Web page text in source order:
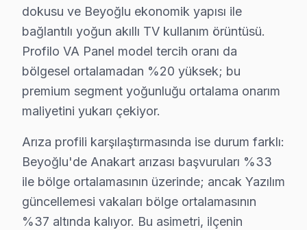
Camii Kebir'de Profilo TV Servisi
Camii Kebir Mahallesi, hem tarihi hem de modern
Cihangir'de Profilo TV Servisi
Cihangir Mahallesi, hareketli yaşam tarzıyla bilinirken,
Çatma Mescit Mahallesi, sakin bir yaşam sunarken,
Çukur'da Profilo TV Servisi
Çukur Mahallesi, eski ve yeni yapıların bir arada yer
dokusu ve Beyoğlu ekonomik yapısı ile
bağlantılı yoğun akıllı TV kullanım örüntüsü.
Profilo VA Panel model tercih oranı da
bölgesel ortalamadan %20 yüksek; bu
premium segment yoğunluğu ortalama onarım
maliyetini yukarı çekiyor.
Arıza profili karşılaştırmasında ise durum farklı:
Beyoğlu'de Anakart arızası başvuruları %33
ile bölge ortalamasının üzerinde; ancak Yazılım
güncellemesi vakaları bölge ortalamasının
%37 altında kalıyor. Bu asimetri, ilçenin